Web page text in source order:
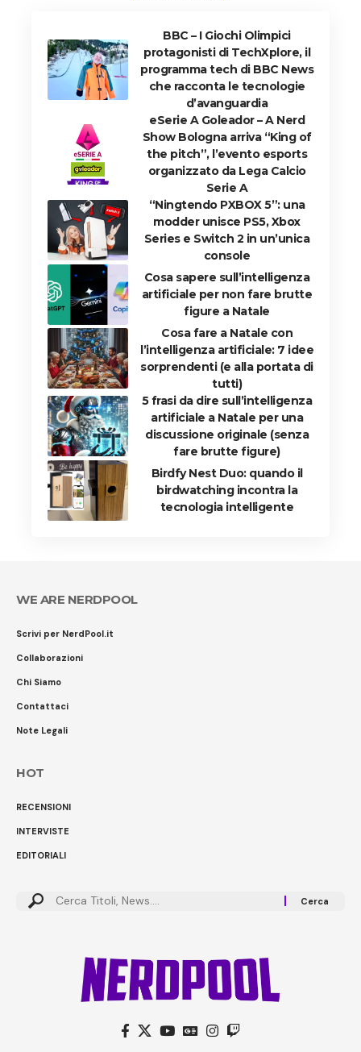
BBC – I Giochi Olimpici
protagonisti di TechXplore, il
programma tech di BBC News
che racconta le tecnologie
d’avanguardia
eSerie A Goleador – A Nerd
Show Bologna arriva “King of
the pitch”, l’evento esports
organizzato da Lega Calcio
Serie A
“Ningtendo PXBOX 5”: una
modder unisce PS5, Xbox
Series e Switch 2 in un’unica
console
Cosa sapere sull’intelligenza
artificiale per non fare brutte
figure a Natale
Cosa fare a Natale con
l’intelligenza artificiale: 7 idee
sorprendenti (e alla portata di
tutti)
5 frasi da dire sull’intelligenza
artificiale a Natale per una
discussione originale (senza
fare brutte figure)
Birdfy Nest Duo: quando il
birdwatching incontra la
tecnologia intelligente
WE ARE NERDPOOL
Scrivi per NerdPool.it
Collaborazioni
Chi Siamo
Contattaci
Note Legali
HOT
RECENSIONI
INTERVISTE
EDITORIALI